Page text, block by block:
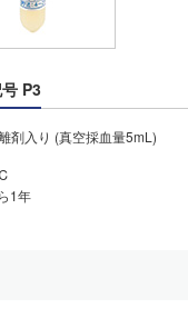
P3
剤入り (真空採血量5mL)
1年